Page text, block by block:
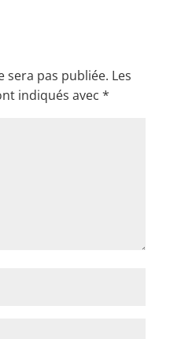
sera pas publiée. Les
indiqués avec *